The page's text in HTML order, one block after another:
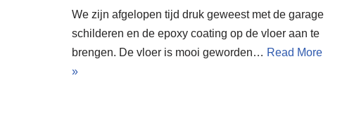
We zijn afgelopen tijd druk geweest met de garage
schilderen en de epoxy coating op de vloer aan te
brengen. De vloer is mooi geworden… Read More
»